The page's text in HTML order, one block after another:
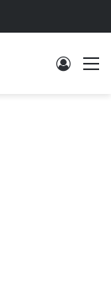
Log In